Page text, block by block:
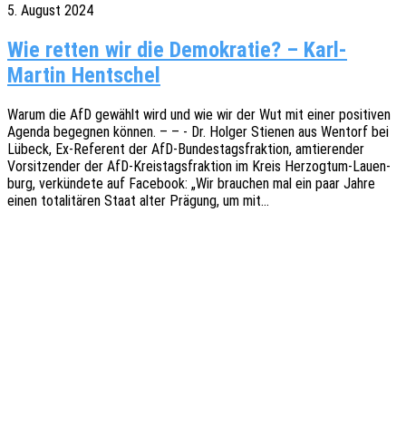
5. August 2024
Wie retten wir die Demokratie? – Karl-
Martin Hentschel
Warum die AfD gewählt wird und wie wir der Wut mit einer posi­ti­ven
Agenda begeg­nen können. – – - Dr. Holger Stie­nen aus Wentorf bei
Lübeck, Ex-Refe­­rent der AfD-Bundes­­tags­­frak­­ti­on, amtie­ren­der
Vorsit­zen­der der AfD-Kreis­­tags­­frak­­ti­on im Kreis Herzo­g­­tum-Lauen­­
burg, verkün­de­te auf Face­book: „Wir brau­chen mal ein paar Jahre
einen tota­li­tä­ren Staat alter Prägung, um mit…